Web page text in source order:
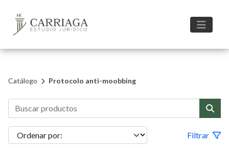
Catálogo Protocolo anti-moobbing
Filtrar